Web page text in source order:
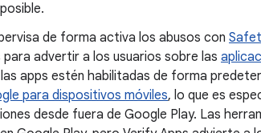
de forma activa los abusos con
advertir a los usuarios sobre las
apps estén habilitadas de forma
para dispositivos móviles, lo que es
desde fuera de Google Play. Las